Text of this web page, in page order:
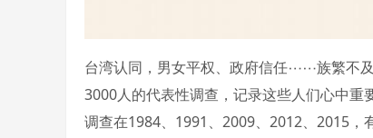
台湾认同，男女平权、政府信任⋯⋯族繁不
3000人的代表性调查，记录这些人们心中
调查在1984、1991、2009、2012、2015，